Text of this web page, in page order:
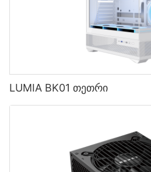
LUMIA BK01 თეთრი